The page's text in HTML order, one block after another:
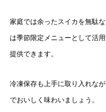
家庭では余ったスイカを無駄
は季節限定メニューとして活
提供できます。
冷凍保存も上手に取り入れな
でおいしく味わいましょう。